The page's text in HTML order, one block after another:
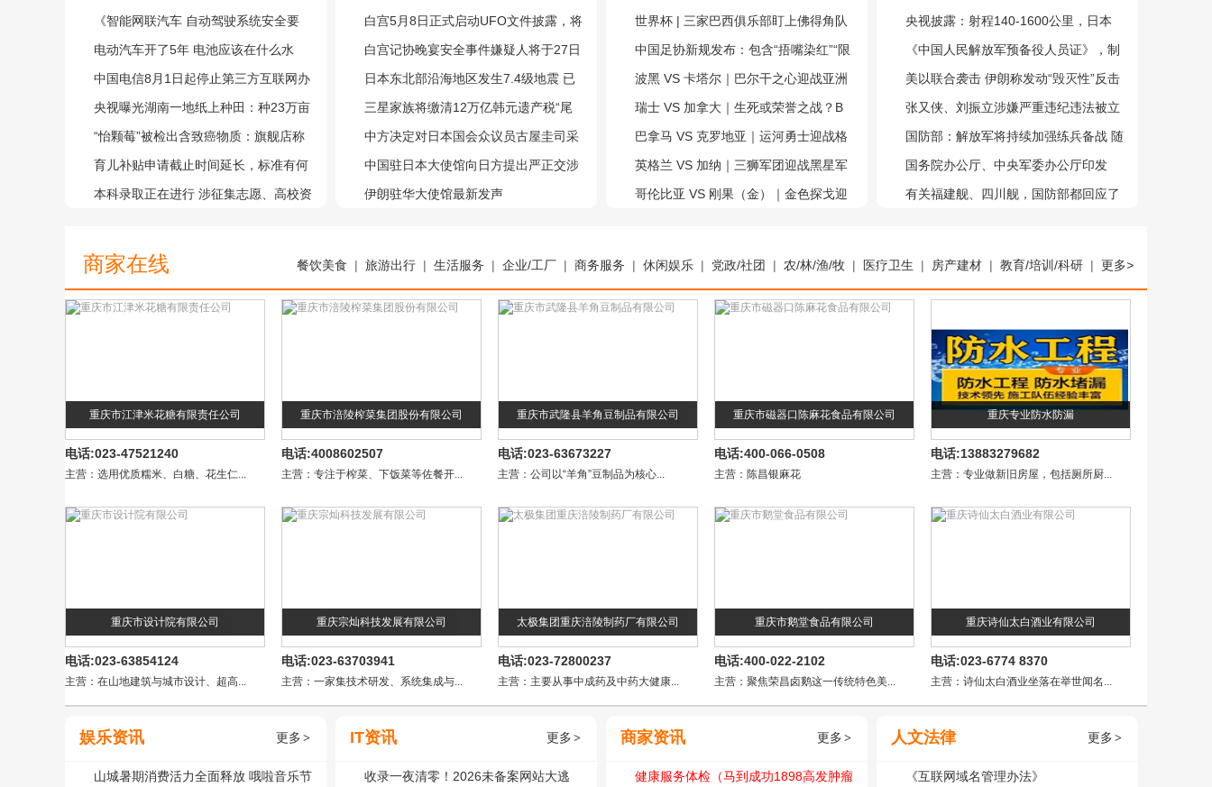
《智能网联汽车 自动驾驶系统安全要
求》强制性国家标准正式发布
电动汽车开了5年 电池应该在什么水
平？新国标规范→
中国电信8月1日起停止第三方互联网办
卡，电商平台商家仍称“未收到通知”
央视曝光湖南一地纸上种田：种23万亩
水稻上报38万亩，村干部成假种粮大
户，“为了应对检查，只能要求村民在
可视范围内种水稻”
“怡颗莓”被检出含致癌物质：旗舰店称
符合标准，多家线上商超已搜不到相关
产品
育儿补贴申请截止时间延长，标准有何
变化？国家卫健委解读→
本科录取正在进行 涉征集志愿、高校资
售，苹果传奇设计师操刀！
白宫5月8日正式启动UFO文件披露，将
每周发布一批解密档案 学者：失望是注
定的
白宫记协晚宴安全事件嫌疑人将于27日
被起诉
日本东北部沿海地区发生7.4级地震 已
发布海啸警报
三星家族将缴清12万亿韩元遗产税“尾
款”：母女3人卖股筹钱，李在镕靠贷款
和股息
中方决定对日本国会众议员古屋圭司采
取反制措施
中国驻日本大使馆向日方提出严正交涉
和强烈抗议
伊朗驻华大使馆最新发声
世界杯 | 三家巴西俱乐部盯上佛得角队
门将沃津尼亚
中国足协新规发布：包含“捂嘴染红”“限
时发球”等多项调整
波黑 VS 卡塔尔｜巴尔干之心迎战亚洲
杯冠军！B组最终轮全景解读
瑞士 VS 加拿大｜生死或荣誉之战？B
组最终轮全景解读
巴拿马 VS 克罗地亚｜运河勇士迎战格
子军团！L组出线六分战
英格兰 VS 加纳｜三狮军团迎战黑星军
团！L组出线关键战
哥伦比亚 VS 刚果（金）｜金色探戈迎
三个重磅信息
央视披露：射程140-1600公里，日本
为“备战台海”大肆囤积弹药
《中国人民解放军预备役人员证》，制
发启用！
美以联合袭击 伊朗称发动“毁灭性”反击
中东局势陡然升级
张又侠、刘振立涉嫌严重违纪违法被立
案审查调查
国防部：解放军将持续加强练兵备战 随
时准备回击谋“独”挑衅行径
国务院办公厅、中央军委办公厅印发
《兵役登记工作规定》
有关福建舰、四川舰，国防部都回应了
商家在线 餐饮美食 | 旅游出行 | 生活服务 | 企业/工厂 | 商务服务 | 休闲娱乐 | 党政/社团 | 农/林/渔/牧 | 医疗卫生 | 房产建材 | 教育/培训/科研 | 更多>
重庆市江津米花糖有限责任公司
电话:023-47521240
主营：选用优质糯米、白糖、花生仁...
重庆市涪陵榨菜集团股份有限公司
电话:4008602507
主营：专注于榨菜、下饭菜等佐餐开...
重庆市武隆县羊角豆制品有限公司
电话:023-63673227
主营：公司以“羊角”豆制品为核心...
重庆市磁器口陈麻花食品有限公司
电话:400-066-0508
主营：陈昌银麻花
重庆专业防水防漏
电话:13883279682
主营：专业做新旧房屋，包括厕所厨...
重庆市设计院有限公司
电话:023-63854124
主营：在山地建筑与城市设计、超高...
重庆宗灿科技发展有限公司
电话:023-63703941
主营：一家集技术研发、系统集成与...
太极集团重庆涪陵制药厂有限公司
电话:023-72800237
主营：主要从事中成药及中药大健康...
重庆市鹅堂食品有限公司
电话:400-022-2102
主营：聚焦荣昌卤鹅这一传统特色美...
重庆诗仙太白酒业有限公司
电话:023-6774 8370
主营：诗仙太白酒业坐落在举世闻名...
更多 >
娱乐资讯
山城暑期消费活力全面释放 哦啦音乐节
更多 >
IT资讯
收录一夜清零！2026未备案网站大逃
更多 >
商家资讯
健康服务体检（马到成功1898高发肿瘤
更多 >
人文法律
《互联网域名管理办法》